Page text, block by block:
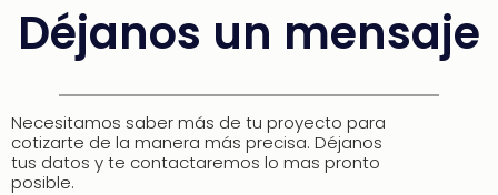
Déjanos un mensaje
Necesitamos saber más de tu proyecto para
cotizarte de la manera más precisa. Déjanos
tus datos y te contactaremos lo mas pronto
posible.